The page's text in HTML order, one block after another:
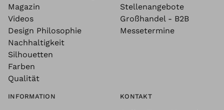
Magazin
Videos
Design Philosophie
Nachhaltigkeit
Silhouetten
Farben
Qualität
Stellenangebote
Großhandel - B2B
Messetermine
INFORMATION KONTAKT